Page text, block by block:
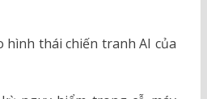
hình thái chiến tranh AI của